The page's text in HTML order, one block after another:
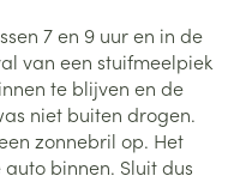
7 en 9 uur en in de
van een stuifmeelpiek
te blijven en de
niet buiten drogen.
zonnebril op. Het
binnen. Sluit dus